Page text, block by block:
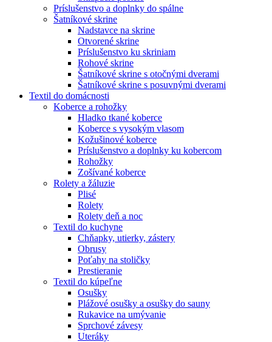
Príslušenstvo a doplnky do spálne
Šatníkové skrine
Nadstavce na skrine
Otvorené skrine
Príslušenstvo ku skriniam
Rohové skrine
Šatníkové skrine s otočnými dverami
Šatníkové skrine s posuvnými dverami
Textil do domácnosti
Koberce a rohožky
Hladko tkané koberce
Koberce s vysokým vlasom
Kožušinové koberce
Príslušenstvo a doplnky ku kobercom
Rohožky
Zošívané koberce
Rolety a žáluzie
Plisé
Rolety
Rolety deň a noc
Textil do kuchyne
Chňapky, utierky, zástery
Obrusy
Poťahy na stoličky
Prestieranie
Textil do kúpeľne
Osušky
Plážové osušky a osušky do sauny
Rukavice na umývanie
Sprchové závesy
Uteráky